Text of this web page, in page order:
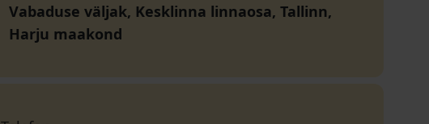
Vabaduse väljak, Kesklinna linnaosa, Tallinn,
Harju maakond